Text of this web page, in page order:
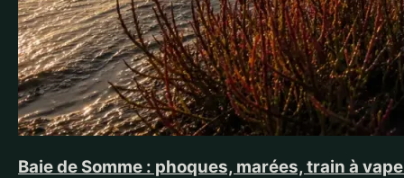
Baie de Somme : phoques, marées, train à